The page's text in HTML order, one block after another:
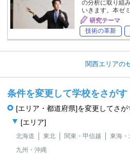
の分析に取り組
いきます。本ゼ
研究テーマ
技術の革新
関西エリアの
条件を変更して学校をさがす
[エリア・都道府県]を変更してさが
[エリア]
北海道 東北 関東・甲信越 東海・
九州・沖縄